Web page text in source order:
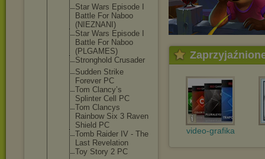
Star Wars Episode I
Battle For Naboo
(NIEZNANI)
Star Wars Episode I
Battle For Naboo
(PLGAMES)
Stronghold Crusader
Sudden Strike
Forever PC
Tom Clancy’s
Splinter Cell PC
Tom Clancys
Rainbow Six 3 Raven
Shield PC
Tomb Raider IV - The
Last Revelation
Toy Story 2 PC
video-grafika